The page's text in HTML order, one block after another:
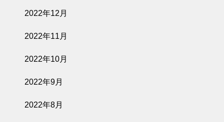
2022年12月
2022年11月
2022年10月
2022年9月
2022年8月